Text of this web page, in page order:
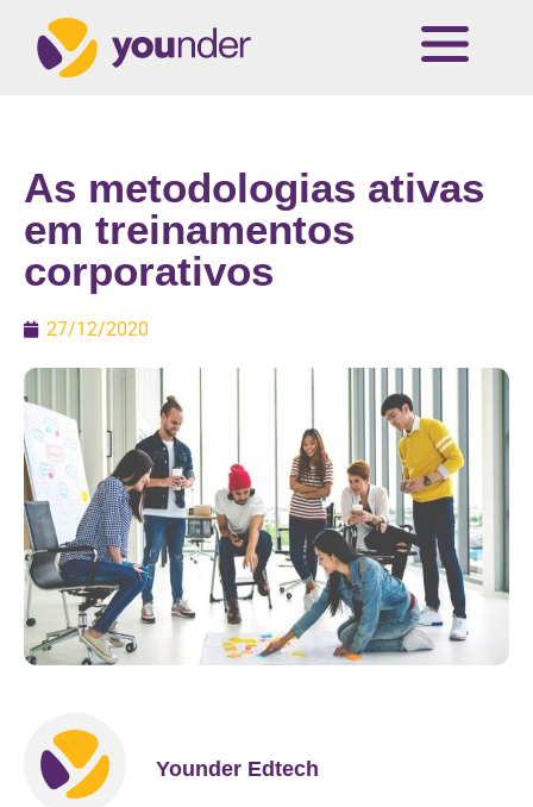
As metodologias ativas
em treinamentos
corporativos
27/12/2020
Younder Edtech